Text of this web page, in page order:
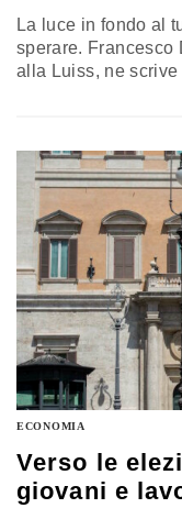
La luce in fondo al
sperare. Francesco
alla Luiss, ne
generazioni. Il
ECONOMIA
Verso le
giovani e